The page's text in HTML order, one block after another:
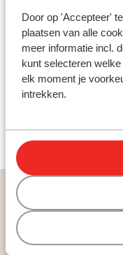
Door op 'Accepteer'
plaatsen van alle
meer informatie incl.
kunt selecteren
elk moment je
intrekken.
je kunt rekenen op
service. Of je nu
ontspanning: A-
voor een vakantie